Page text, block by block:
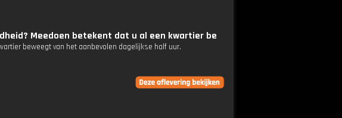
Meedoen betekent dat u al een kwartier be
beweegt van het aanbevolen dagelijkse half uur.